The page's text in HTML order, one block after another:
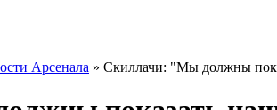
Арсенала » Скиллачи: "Мы должны